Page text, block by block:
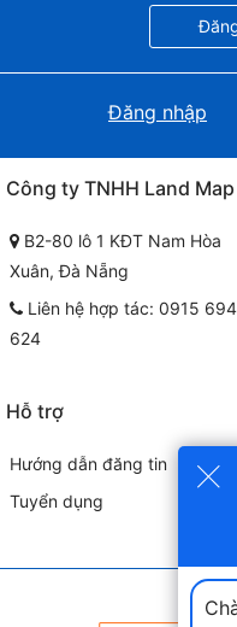
×
Đăng nhập
Công ty TNHH Land Map
B2-80 lô 1 KĐT Nam Hòa
Xuân, Đà Nẵng
Liên hệ hợp tác: 0915 694
624
Hỗ trợ
Hướng dẫn đăng tin
Tuyển dụng